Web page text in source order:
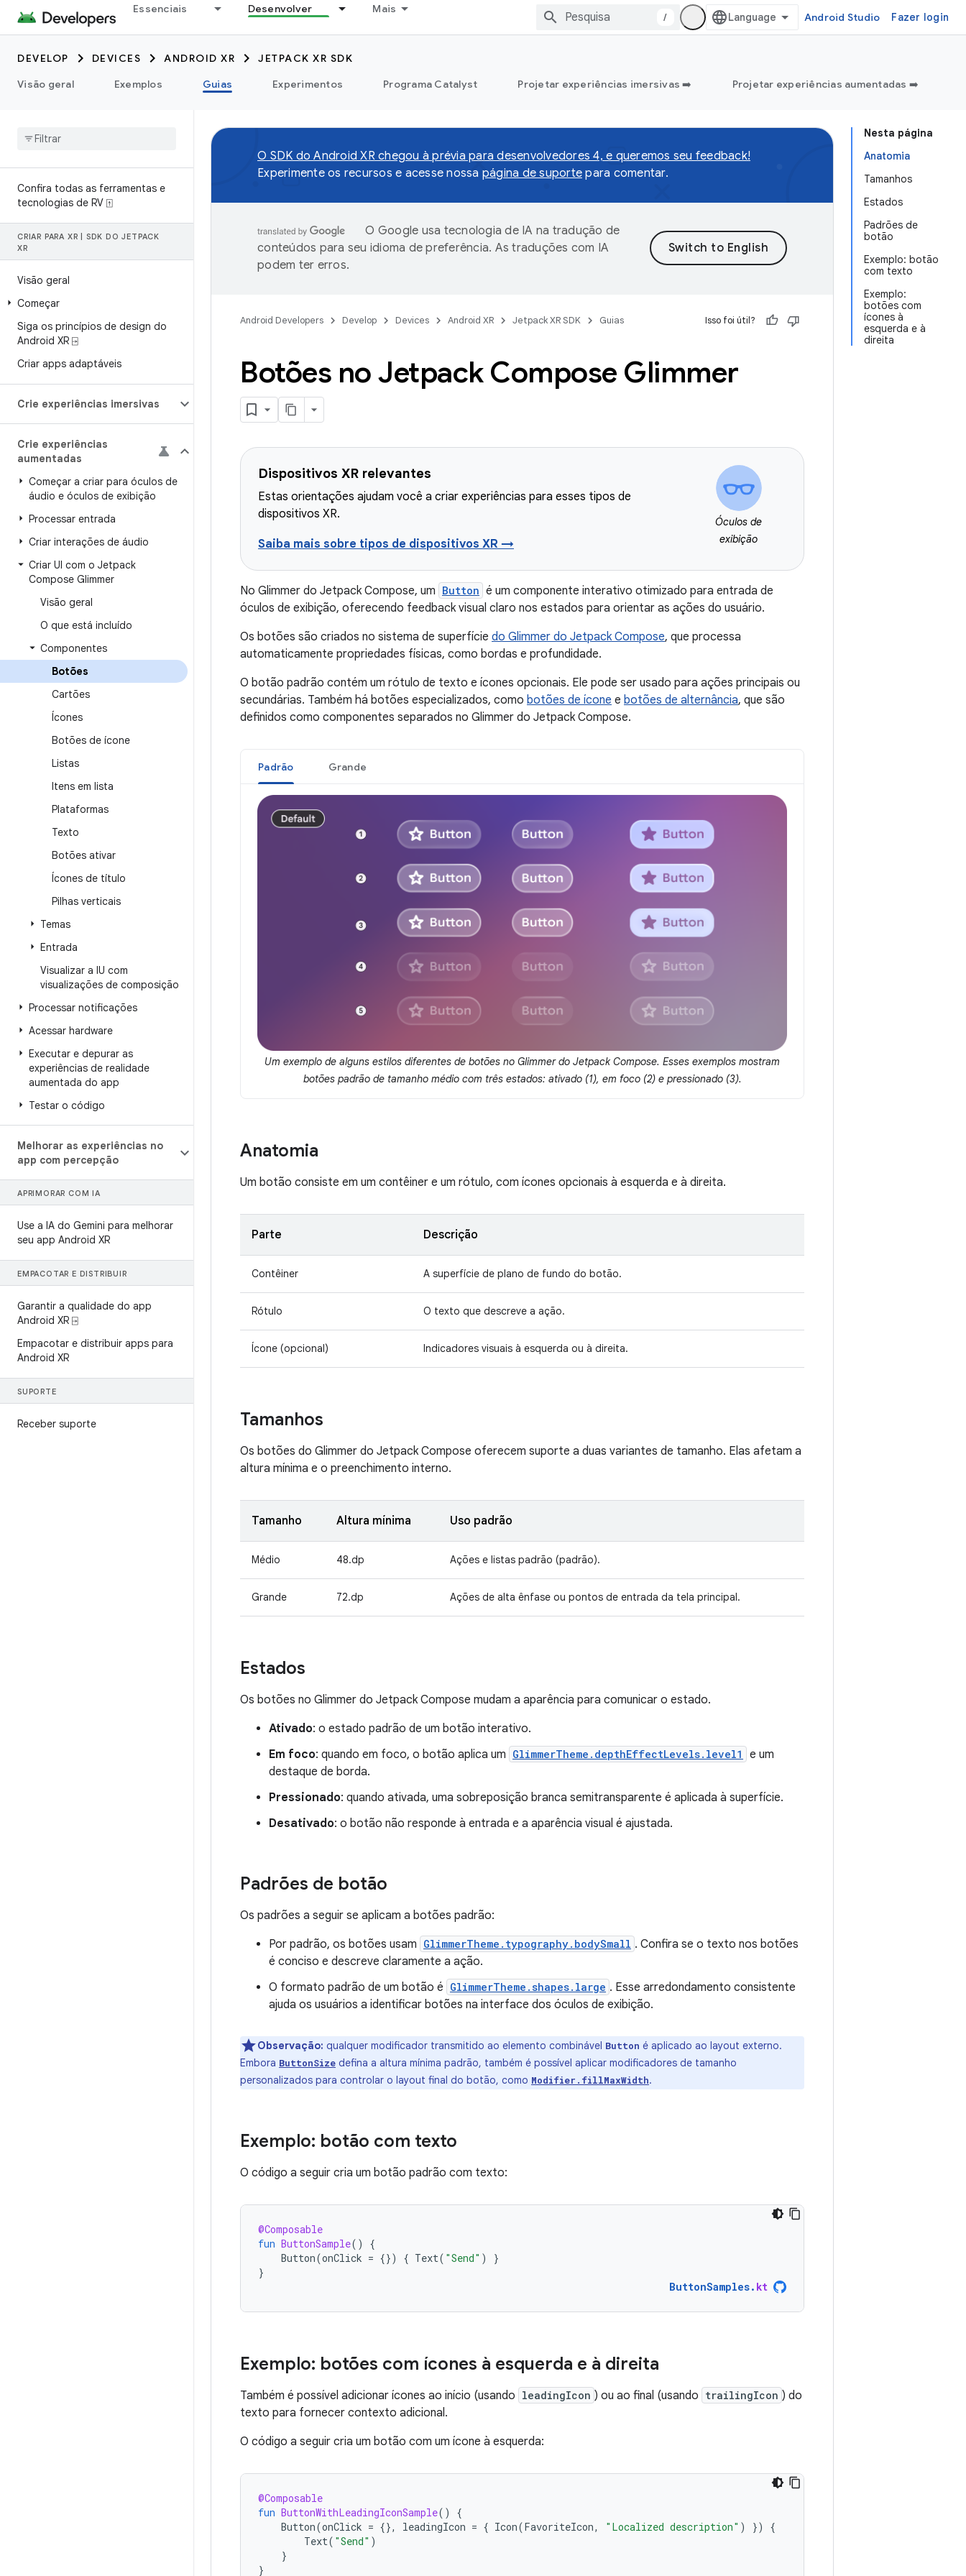
Essenciais Desenvolver Mais
/ Android Studio Fazer login
DEVELOP DEVICES ANDROID XR
JETPACK XR SDK
Visão geral
Exemplos Guias Experimentos Programa Catalyst Projetar experiências imersivas ➡️ Projetar experiências aumentadas ➡️
Confira todas as ferramentas e
tecnologias de RV ⍐
CRIAR PARA XR
SDK DO JETPACK
XR
Visão geral
Começar
Siga os princípios de design do
Android XR ⍈
Criar apps adaptáveis
Crie experiências imersivas
Crie experiências
aumentadas
Começar a criar para óculos de
áudio e óculos de exibição
Processar entrada
Criar interações de áudio
Criar UI com o Jetpack
Compose Glimmer
Visão geral
O que está incluído
Componentes
Botões
Cartões
Ícones
Botões de ícone
Listas
Itens em lista
Plataformas
Texto
Botões ativar
Ícones de título
Pilhas verticais
Temas
Entrada
Visualizar a IU com
visualizações de composição
Processar notificações
Acessar hardware
Executar e depurar as
experiências de realidade
aumentada do app
Testar o código
Melhorar as experiências no
app com percepção
APRIMORAR COM IA
Use a IA do Gemini para melhorar
seu app Android XR
EMPACOTAR E DISTRIBUIR
Garantir a qualidade do app
Android XR ⍈
Empacotar e distribuir apps para
Android XR
SUPORTE
Receber suporte
Nesta página
Anatomia
Tamanhos
Estados
Padrões de
botão
Exemplo: botão
com texto
Exemplo:
botões com
ícones à
esquerda e à
direita
O SDK do Android XR chegou à prévia para desenvolvedores 4, e queremos seu feedback!
Experimente os recursos e acesse nossa página de suporte para comentar.
O Google usa tecnologia de IA na tradução de
conteúdos para seu idioma de preferência. As traduções com IA
podem ter erros.
Android Developers Develop Devices Android XR Jetpack XR SDK Guias Isso foi útil?
Botões no Jetpack Compose Glimmer
Dispositivos XR relevantes
Estas orientações ajudam você a criar experiências para esses tipos de
dispositivos XR.
Saiba mais sobre tipos de dispositivos XR →
Óculos de
exibição
No Glimmer do Jetpack Compose, um Button é um componente interativo otimizado para entrada de
óculos de exibição, oferecendo feedback visual claro nos estados para orientar as ações do usuário.
Os botões são criados no sistema de superfície do Glimmer do Jetpack Compose, que processa
automaticamente propriedades físicas, como bordas e profundidade.
O botão padrão contém um rótulo de texto e ícones opcionais. Ele pode ser usado para ações principais ou
secundárias. Também há botões especializados, como botões de ícone e botões de alternância, que são
definidos como componentes separados no Glimmer do Jetpack Compose.
Padrão Grande
Um exemplo de alguns estilos diferentes de botões no Glimmer do Jetpack Compose. Esses exemplos mostram
botões padrão de tamanho médio com três estados: ativado (1), em foco (2) e pressionado (3).
Anatomia
Um botão consiste em um contêiner e um rótulo, com ícones opcionais à esquerda e à direita.
Parte Descrição
Contêiner A superfície de plano de fundo do botão.
Rótulo O texto que descreve a ação.
Ícone (opcional) Indicadores visuais à esquerda ou à direita.
Tamanhos
Os botões do Glimmer do Jetpack Compose oferecem suporte a duas variantes de tamanho. Elas afetam a
altura mínima e o preenchimento interno.
Tamanho Altura mínima Uso padrão
Médio 48.dp Ações e listas padrão (padrão).
Grande 72.dp Ações de alta ênfase ou pontos de entrada da tela principal.
Estados
Os botões no Glimmer do Jetpack Compose mudam a aparência para comunicar o estado.
Ativado: o estado padrão de um botão interativo.
Em foco: quando em foco, o botão aplica um GlimmerTheme.depthEffectLevels.level1
e um
destaque de borda.
Pressionado: quando ativada, uma sobreposição branca semitransparente é aplicada à superfície.
Desativado: o botão não responde à entrada e a aparência visual é ajustada.
Padrões de botão
Os padrões a seguir se aplicam a botões padrão:
Por padrão, os botões usam GlimmerTheme.typography.bodySmall . Confira se o texto nos botões
é conciso e descreve claramente a ação.
O formato padrão de um botão é GlimmerTheme.shapes.large . Esse arredondamento consistente
ajuda os usuários a identificar botões na interface dos óculos de exibição.
Observação: qualquer modificador transmitido ao elemento combinável Button é aplicado ao layout externo.
Embora ButtonSize defina a altura mínima padrão, também é possível aplicar modificadores de tamanho
personalizados para controlar o layout final do botão, como Modifier.fillMaxWidth.
Exemplo: botão com texto
O código a seguir cria um botão padrão com texto:
@Composable
fun ButtonSample()
{
Button(onClick = {}) { Text( "Send" )
}
}
ButtonSamples. kt
Exemplo: botões com ícones à esquerda e à direita
Também é possível adicionar ícones ao início (usando leadingIcon ) ou ao final (usando trailingIcon ) do
texto para fornecer contexto adicional.
O código a seguir cria um botão com um ícone à esquerda:
@Composable
fun ButtonWithLeadingIconSample()
{
Button(onClick = {}, leadingIcon = { Icon(FavoriteIcon, "Localized description" ) })
{
Text( "Send" )
}
}